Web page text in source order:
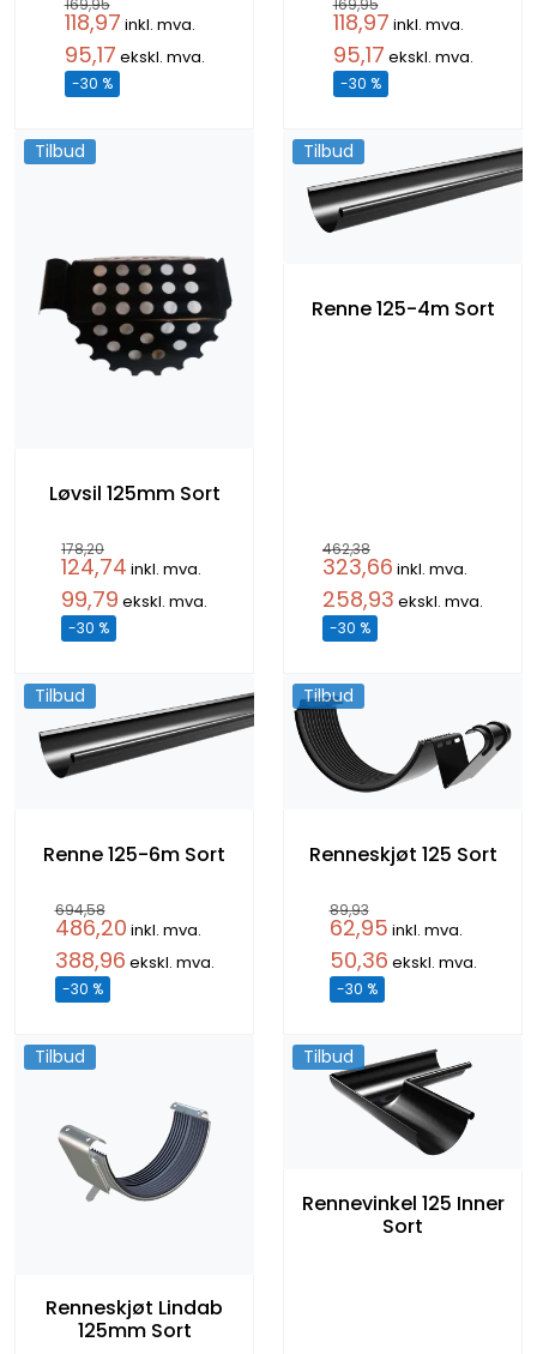
118,97 inkl. mva.
95,17 ekskl. mva.
-30 %
118,97 inkl. mva.
95,17 ekskl. mva.
-30 %
Tilbud
Løvsil 125mm Sort
178,20
124,74 inkl. mva.
99,79 ekskl. mva.
-30 %
Tilbud
Renne 125-4m Sort
462,38
323,66 inkl. mva.
258,93 ekskl. mva.
-30 %
Tilbud
Renne 125-6m Sort
694,58
486,20 inkl. mva.
388,96 ekskl. mva.
-30 %
Tilbud
Renneskjøt 125 Sort
89,93
62,95 inkl. mva.
50,36 ekskl. mva.
-30 %
Tilbud
Renneskjøt Lindab
125mm Sort
Tilbud
Rennevinkel 125 Inner
Sort